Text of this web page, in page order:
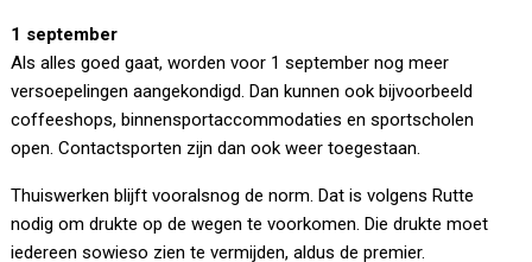
1 september
Als alles goed gaat, worden voor 1 september nog meer
versoepelingen aangekondigd. Dan kunnen ook bijvoorbeeld
coffeeshops, binnensportaccommodaties en sportscholen
open. Contactsporten zijn dan ook weer toegestaan.
Thuiswerken blijft vooralsnog de norm. Dat is volgens Rutte
nodig om drukte op de wegen te voorkomen. Die drukte moet
iedereen sowieso zien te vermijden, aldus de premier.